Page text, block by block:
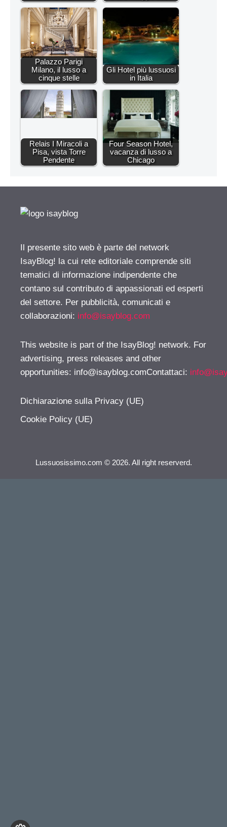
Palazzo Parigi
Milano, il lusso a
cinque stelle
Gli Hotel più lussuosi
in Italia
Relais I Miracoli a
Pisa, vista Torre
Pendente
Four Season Hotel,
vacanza di lusso a
Chicago
Il presente sito web è parte del network
IsayBlog! la cui rete editoriale comprende siti
tematici di informazione indipendente che
contano sul contributo di appassionati ed esperti
del settore. Per pubblicità, comunicati e
collaborazioni: info@isayblog.com
This website is part of the IsayBlog! network. For
advertising, press releases and other
opportunities: info@isayblog.comContattaci:
Dichiarazione sulla Privacy (UE)
Cookie Policy (UE)
Lussuosissimo.com © 2026. All right reserverd.